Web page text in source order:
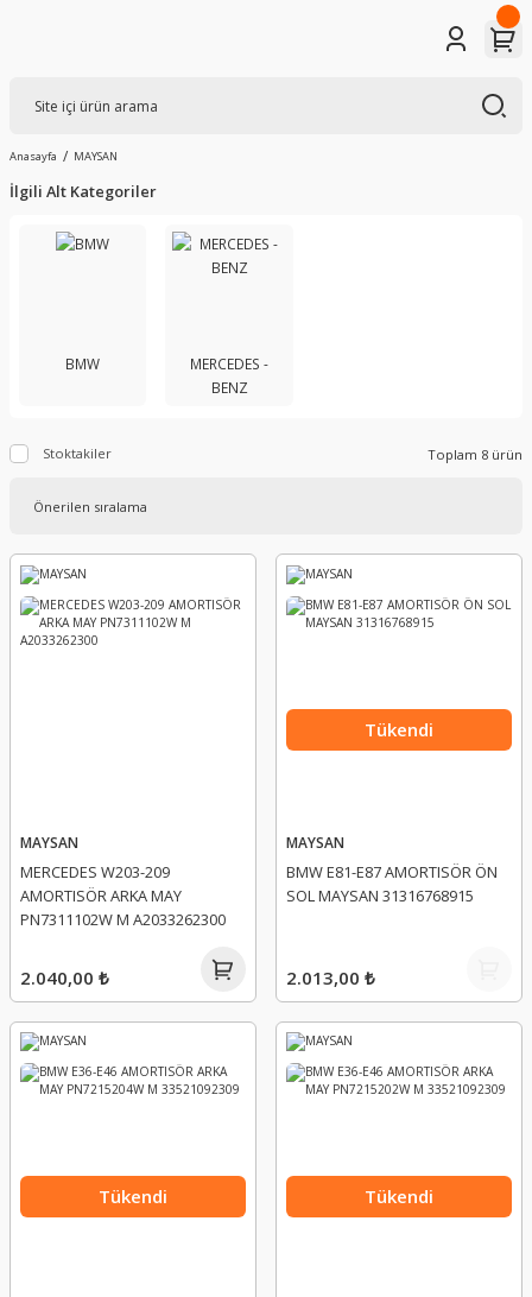
Anasayfa MAYSAN
İlgili Alt Kategoriler
BMW
MERCEDES -
BENZ
Stoktakiler Toplam 8 ürün
MAYSAN
MERCEDES W203-209
AMORTISÖR ARKA MAY
PN7311102W M A2033262300
2.040,00 ₺
Tükendi
MAYSAN
BMW E81-E87 AMORTISÖR ÖN
SOL MAYSAN 31316768915
2.013,00 ₺
Tükendi Tükendi